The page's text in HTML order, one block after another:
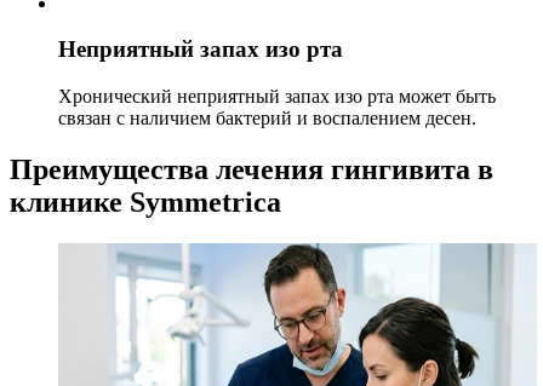
Неприятный запах изо рта
Хронический неприятный запах изо рта может быть
связан с наличием бактерий и воспалением десен.
Преимущества лечения гингивита в
клинике Symmetrica